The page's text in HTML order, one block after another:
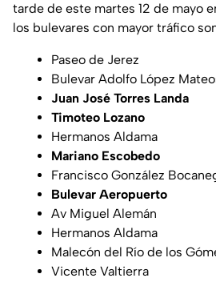
tarde de este martes 12 de mayo
los bulevares con mayor tráfico
Paseo de Jerez
Bulevar Adolfo López
Juan José Torres Landa
Timoteo Lozano
Hermanos Aldama
Mariano Escobedo
Francisco González
Bulevar Aeropuerto
Av Miguel Alemán
Hermanos Aldama
Malecón del Río de los
Vicente Valtierra